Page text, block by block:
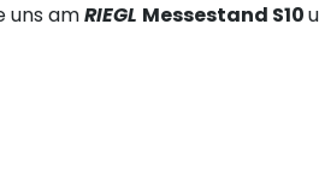
uns amRIEGL Messestand S10